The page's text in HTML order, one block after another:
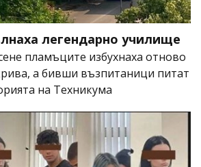
легендарно училище
пламъците избухнаха отново
а бивши възпитаници питат
на Техникума